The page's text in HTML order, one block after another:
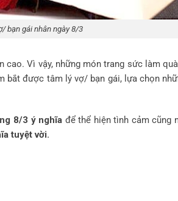
bạn gái nhân ngày 8/3
Vì vậy, những món trang sức làm
được tâm lý vợ/ bạn gái, lựa chọn
8/3 ý nghĩa để thể hiện tình cảm cũng
tuyệt vời.